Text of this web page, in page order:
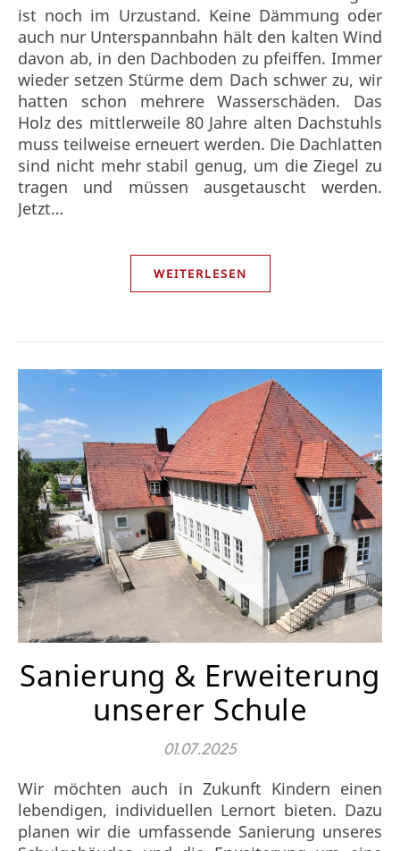
ist noch im Urzustand. Keine Dämmung oder
auch nur Unterspannbahn hält den kalten Wind
davon ab, in den Dachboden zu pfeiffen. Immer
wieder setzen Stürme dem Dach schwer zu, wir
hatten schon mehrere Wasserschäden. Das
Holz des mittlerweile 80 Jahre alten Dachstuhls
muss teilweise erneuert werden. Die Dachlatten
sind nicht mehr stabil genug, um die Ziegel zu
tragen und müssen ausgetauscht werden.
Jetzt…
WEITERLESEN
Sanierung & Erweiterung
unserer Schule
01.07.2025
Wir möchten auch in Zukunft Kindern einen
lebendigen, individuellen Lernort bieten. Dazu
planen wir die umfassende Sanierung unseres